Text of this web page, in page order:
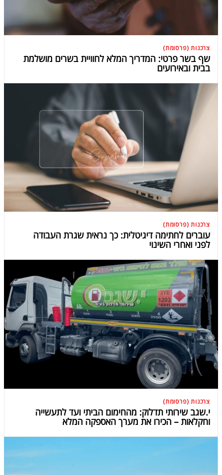
צרכנות (פרסומת)
שף בשר פרטי: המדריך המלא לחוויית בשרים מושלמת
בבית ובאירועים
צרכנות (פרסומת)
עוברים לחתימה דיגיטלית: כך נראית שגרת העבודה
לפני ואחרי השינוי
צרכנות (פרסומת)
י.שגב שירותי תדלוק: מהחימום הביתי ועד לתעשייה
וחקלאות – הכירו את מערך האספקה המלא